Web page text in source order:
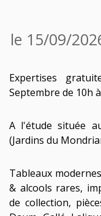
le 15/09/
Expertises
Septembre de 10h
A l'étude située
(Jardins du
Tableaux
& alcools rares,
de collection,